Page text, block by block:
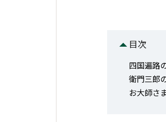
目次
四国遍路
衛門三郎
お大師さ